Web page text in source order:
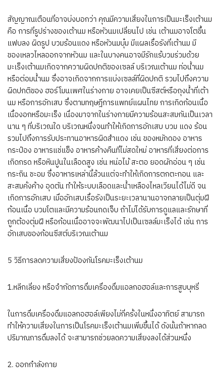
สัญญาณเตือนที่อาจบ่งบอกว่า คุณมีความเสี่ยงในการเป็นมะเร็งเต้านม
คือ การที่รูปร่างของเต้านม หรือหัวนมเปลี่ยนไป เช่น เต้านมอาจโตขึ้น
แฟบลง ผิดรูป บวมร้อนแดง หรือหัวนมบุ๋ม มีแผลเรื้อรังที่เต้านม มี
ของเหลวไหลออกจากหัวนม และในบางคนอาจมีรักแร้บวมร่วมด้วย
มะเร็งเต้านมเกิดจากความผิดปกติของเซลล์ บริเวณเต้านม ท่อน้ำนม
หรือต่อมน้ำนม ซึ่งอาจเกิดจากการแบ่งเซลล์ที่ผิดปกติ รวมไปถึงความ
ผิดปกติของ ฮอร์โมนเพศในร่างกาย อาจเคยเป็นซีสต์หรือถุงน้ำที่เต้า
นม หรือการอักเสบ ซึ่งตามทฤษฎีการแพทย์แผนไทย การเกิดก้อนเนื้อ
เนื้องอกหรือมะเร็ง เนื่องมาจากในร่างกายมีความร้อนสะสมกันเป็นเวลา
นาน ๆ ที่บริเวณใด บริเวณหนึ่งจนทำให้เกิดการอักเสบ บวม แดง ร้อน
รวมไปถึงการรับประทานอาหารผิดสำแดง เช่น ของหมักดอง อาหาร
กระป๋อง อาหารแช่แข็ง อาหารค้างคืนที่ไม่สดใหม่ อาหารที่เสี่ยงต่อการ
เกิดกรด หรือหินปูนในเลือดสูง เช่น หน่อไม้ สะตอ ยอดผักอ่อน ๆ เช่น
กระถิน ชะอม ซึ่งอาหารเหล่านี้ล้วนแต่จะทำให้เกิดการตกตะกอน และ
สะสมคั่งค้าง อุดตัน ทำให้ระบบเลือดและน้ำเหลืองไหลเวียนได้ไม่ดี จน
เกิดการอักเสบ เมื่ออักเสบเรื้อรังเป็นระยะเวลานานอาจกลายเป็นตุ่มฝี
ก้อนเนื้อ บวมโตและมีความร้อนกดเจ็บ ถ้าไม่ได้รับการดูแลและรักษาที่
ถูกต้องตุ่มฝี หรือก้อนเนื้ออาจจะพัฒนาไปเป็นเซลล์มะเร็งได้ เช่น การ
อักเสบของก้อนซีสต์บริเวณเต้านม
5 วิธีการลดความเสี่ยงป้องกันโรคมะเร็งเต้านม
1.หลีกเลี่ยง หรือจำกัดการดื่มเครื่องดื่มแอลกอฮอล์และการสูบบุหรี่
ในการดื่มเครื่องดื่มแอลกอฮอล์เพียงไม่กี่ครั้งในหนึ่งอาทิตย์ สามารถ
ทำให้ความเสี่ยงในการเป็นโรคมะเร็งเต้านมเพิ่มขึ้นได้ ดังนั้นถ้าหากลด
ปริมาณการดื่มลงได้ จะสามารถช่วยลดความเสี่ยงลงได้ส่วนหนึ่ง
2. ออกกำลังกาย